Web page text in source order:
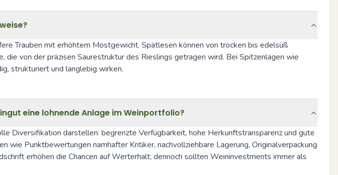
Trauben mit erhöhtem Mostgewicht. Spätlesen können von trocken bis edelsüß
von der präzisen Säurestruktur des Rieslings getragen wird. Bei Spitzenlagen wie
strukturiert und langlebig wirken.
eine lohnende Anlage im Weinportfolio?
Diversifikation darstellen: begrenzte Verfügbarkeit, hohe Herkunftstransparenz und gute
Punktbewertungen namhafter Kritiker, nachvollziehbare Lagerung, Originalverpackung
erhöhen die Chancen auf Werterhalt; dennoch sollten Weininvestments immer als